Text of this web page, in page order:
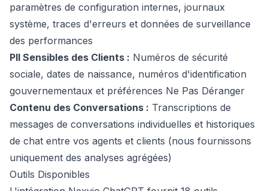
paramètres de configuration internes, journaux
système, traces d'erreurs et données de surveillance
des performances
PII Sensibles des Clients : Numéros de sécurité
sociale, dates de naissance, numéros d'identification
gouvernementaux et préférences Ne Pas Déranger
Contenu des Conversations : Transcriptions de
messages de conversations individuelles et historiques
de chat entre vos agents et clients (nous fournissons
uniquement des analyses agrégées)
Outils Disponibles